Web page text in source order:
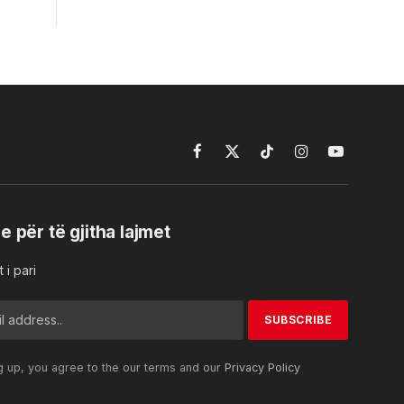
Facebook
X
TikTokInstagramYouTube
për të gjitha lajmet
i pari
up, you agree to the our terms and our Privacy Policy